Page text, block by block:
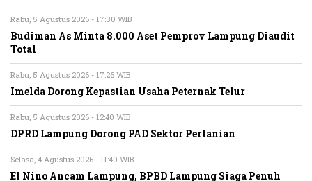
Rabu, 5 Agustus 2026 - 17:30 WIB
Budiman As Minta 8.000 Aset Pemprov Lampung Diaudit
Total
Rabu, 5 Agustus 2026 - 17:26 WIB
Imelda Dorong Kepastian Usaha Peternak Telur
Rabu, 5 Agustus 2026 - 12:40 WIB
DPRD Lampung Dorong PAD Sektor Pertanian
Selasa, 4 Agustus 2026 - 11:40 WIB
El Nino Ancam Lampung, BPBD Lampung Siaga Penuh